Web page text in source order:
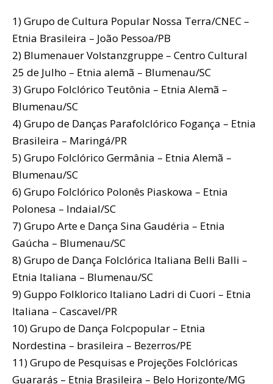
1) Grupo de Cultura Popular Nossa Terra/CNEC –
Etnia Brasileira – João Pessoa/PB
2) Blumenauer Volstanzgruppe – Centro Cultural
25 de Julho – Etnia alemã – Blumenau/SC
3) Grupo Folclórico Teutônia – Etnia Alemã –
Blumenau/SC
4) Grupo de Danças Parafolclórico Fogança – Etnia
Brasileira – Maringá/PR
5) Grupo Folclórico Germânia – Etnia Alemã –
Blumenau/SC
6) Grupo Folclórico Polonês Piaskowa – Etnia
Polonesa – Indaial/SC
7) Grupo Arte e Dança Sina Gaudéria – Etnia
Gaúcha – Blumenau/SC
8) Grupo de Dança Folclórica Italiana Belli Balli –
Etnia Italiana – Blumenau/SC
9) Guppo Folklorico Italiano Ladri di Cuori – Etnia
Italiana – Cascavel/PR
10) Grupo de Dança Folcpopular – Etnia
Nordestina – brasileira – Bezerros/PE
11) Grupo de Pesquisas e Projeções Folclóricas
Guararás – Etnia Brasileira – Belo Horizonte/MG